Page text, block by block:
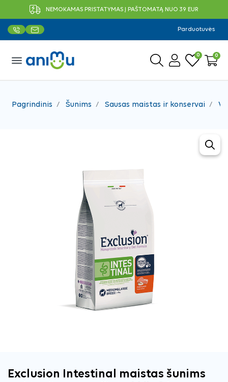
NEMOKAMAS PRISTATYMAS Į PAŠTOMATĄ NUO 39 EUR
Parduotuvės
menu 0 0
Pagrindinis Šunims Sausas maistas ir konservai
Exclusion Intestinal maistas šunims